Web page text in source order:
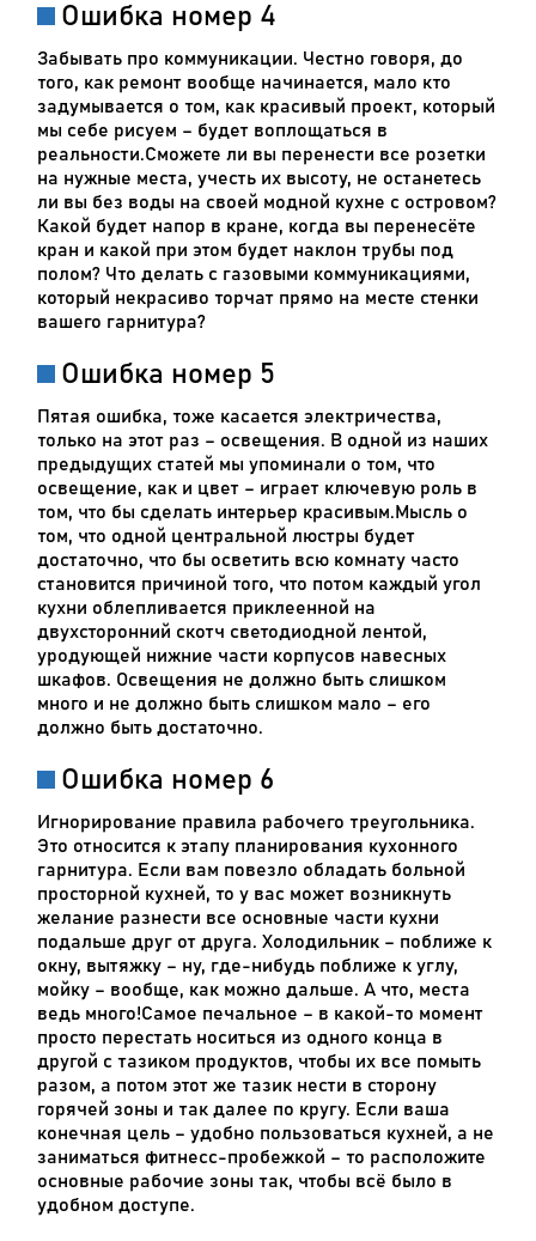
Ошибка номер 4
Забывать про коммуникации. Честно говоря, до
того, как ремонт вообще начинается, мало кто
задумывается о том, как красивый проект, который
мы себе рисуем – будет воплощаться в
реальности.Сможете ли вы перенести все розетки
на нужные места, учесть их высоту, не останетесь
ли вы без воды на своей модной кухне с островом?
Какой будет напор в кране, когда вы перенесёте
кран и какой при этом будет наклон трубы под
полом? Что делать с газовыми коммуникациями,
который некрасиво торчат прямо на месте стенки
вашего гарнитура?
Ошибка номер 5
Пятая ошибка, тоже касается электричества,
только на этот раз – освещения. В одной из наших
предыдущих статей мы упоминали о том, что
освещение, как и цвет – играет ключевую роль в
том, что бы сделать интерьер красивым.Мысль о
том, что одной центральной люстры будет
достаточно, что бы осветить всю комнату часто
становится причиной того, что потом каждый угол
кухни облепливается приклеенной на
двухсторонний скотч светодиодной лентой,
уродующей нижние части корпусов навесных
шкафов. Освещения не должно быть слишком
много и не должно быть слишком мало – его
должно быть достаточно.
Ошибка номер 6
Игнорирование правила рабочего треугольника.
Это относится к этапу планирования кухонного
гарнитура. Если вам повезло обладать больной
просторной кухней, то у вас может возникнуть
желание разнести все основные части кухни
подальше друг от друга. Холодильник – поближе к
окну, вытяжку – ну, где-нибудь поближе к углу,
мойку – вообще, как можно дальше. А что, места
ведь много!Самое печальное – в какой-то момент
просто перестать носиться из одного конца в
другой с тазиком продуктов, чтобы их все помыть
разом, а потом этот же тазик нести в сторону
горячей зоны и так далее по кругу. Если ваша
конечная цель – удобно пользоваться кухней, а не
заниматься фитнесс-пробежкой – то расположите
основные рабочие зоны так, чтобы всё было в
удобном доступе.